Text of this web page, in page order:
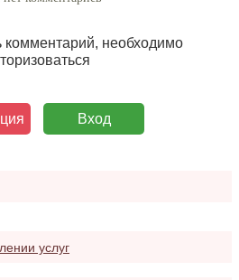
комментарий, необходимо
Вход
услуг